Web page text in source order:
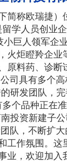
简称欧瑞捷
学人员创业
小巨人领军企
火炬瞪羚企业
原料药、诊断
司具有多个
研发团队，
个品种正在
投资新建子
队，不断扩
工作氛围。这
业，欢迎加入